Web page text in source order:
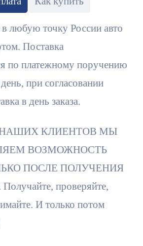
любую точку России авто
Поставка
по платежному поручению
при согласовании
в день заказа.
КЛИЕНТОВ МЫ
ВОЗМОЖНОСТЬ
ПОСЛЕ ПОЛУЧЕНИЯ
проверяйте,
И только потом